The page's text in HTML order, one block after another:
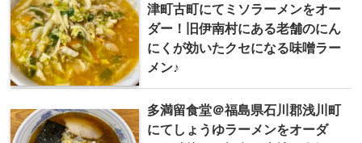
津町古町にてミソラーメンをオー
ダー！旧伊南村にある老舗のにん
にくが効いたクセになる味噌ラー
メン♪
多満留食堂＠福島県石川郡浅川町
にてしょうゆラーメンをオーダ